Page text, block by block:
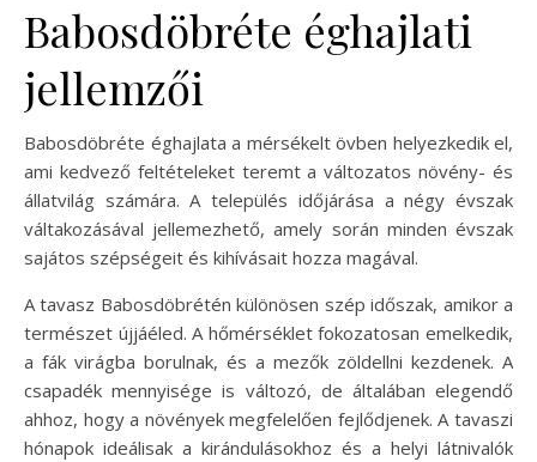
Babosdöbréte éghajlati
jellemzői
Babosdöbréte éghajlata a mérsékelt övben helyezkedik el,
ami kedvező feltételeket teremt a változatos növény- és
állatvilág számára. A település időjárása a négy évszak
váltakozásával jellemezhető, amely során minden évszak
sajátos szépségeit és kihívásait hozza magával.
A tavasz Babosdöbrétén különösen szép időszak, amikor a
természet újjáéled. A hőmérséklet fokozatosan emelkedik,
a fák virágba borulnak, és a mezők zöldellni kezdenek. A
csapadék mennyisége is változó, de általában elegendő
ahhoz, hogy a növények megfelelően fejlődjenek. A tavaszi
hónapok ideálisak a kirándulásokhoz és a helyi látnivalók